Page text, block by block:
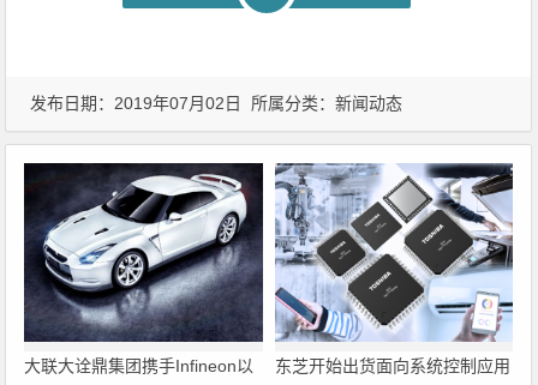
发布日期：2019年07月02日 所属分类：新闻动态
大联大诠鼎集团携手Infineon以 东芝开始出货面向系统控制应用